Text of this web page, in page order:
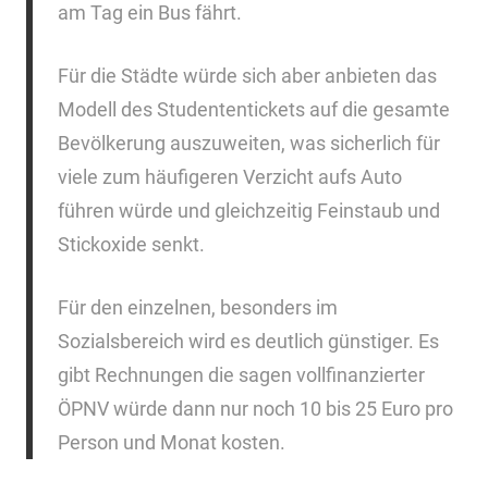
am Tag ein Bus fährt.
Für die Städte würde sich aber anbieten das
Modell des Studententickets auf die gesamte
Bevölkerung auszuweiten, was sicherlich für
viele zum häufigeren Verzicht aufs Auto
führen würde und gleichzeitig Feinstaub und
Stickoxide senkt.
Für den einzelnen, besonders im
Sozialsbereich wird es deutlich günstiger. Es
gibt Rechnungen die sagen vollfinanzierter
ÖPNV würde dann nur noch 10 bis 25 Euro pro
Person und Monat kosten.